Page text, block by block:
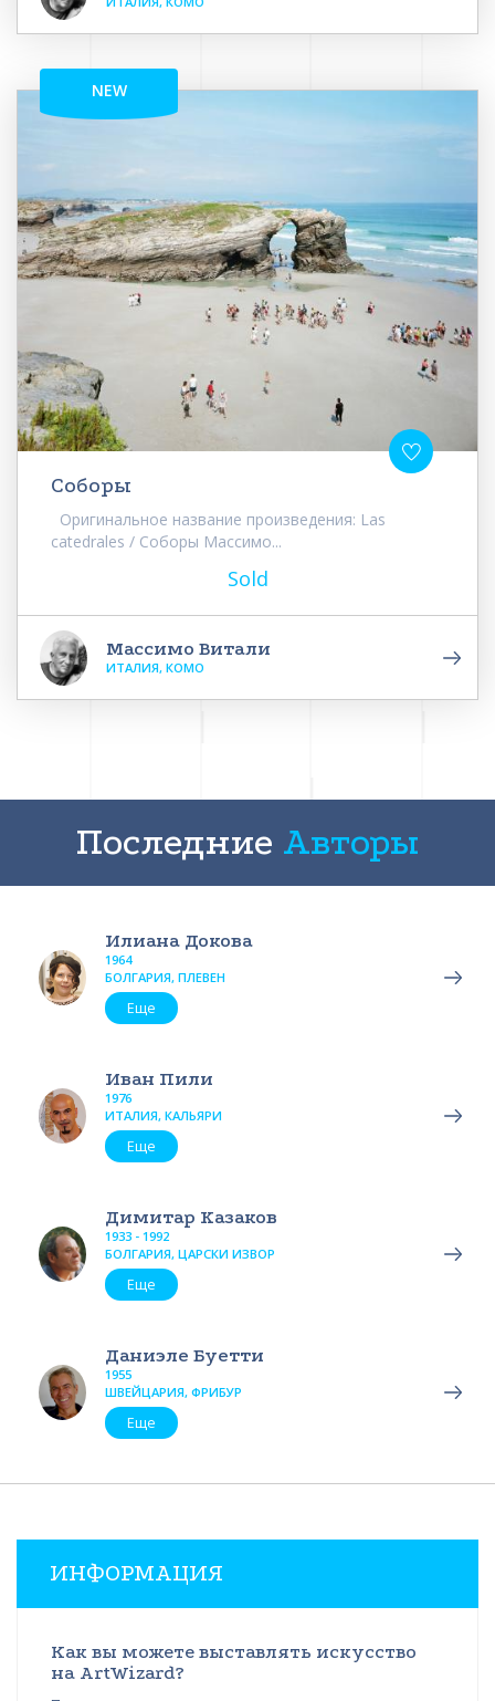
NEW
Соборы
Оригинальное название произведения: Las
catedrales / Соборы Массимо...
Sold
Массимо Витали
ИТАЛИЯ, КОМО
Последние Авторы
Илиана Докова
1964
БОЛГАРИЯ, ПЛЕВЕН
Еще
Иван Пили
1976
ИТАЛИЯ, КАЛЬЯРИ
Еще
Димитар Казаков
1933 - 1992
БОЛГАРИЯ, ЦАРСКИ ИЗВОР
Еще
Даниэле Буетти
1955
ШВЕЙЦАРИЯ, ФРИБУР
Еще
ИНФОРМАЦИЯ
Как вы можете выставлять искусство
на ArtWizard?